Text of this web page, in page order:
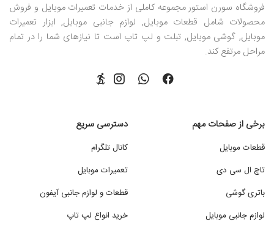
فروشگاه سورن استور مجموعه کاملی از خدمات تعمیرات موبایل و فروش
محصولات شامل قطعات موبایل, لوازم جانبی موبایل, ابزار تعمیرات
موبایل, گوشی موبایل, تبلت و لپ تاپ است تا نیازهای شما را در تمام
مراحل مرتفع کند.
برخی از صفحات مهم
قطعات موبایل
تاچ ال سی دی
باتری گوشی
لوازم جانبی موبایل
دسترسی سریع
کانال تلگرام
تعمیرات موبایل
قطعات و لوازم جانبی آیفون
خرید انواع لپ تاپ